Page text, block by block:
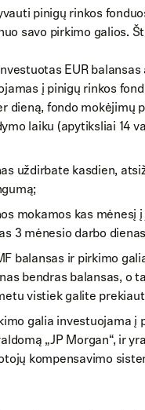
pinigų rinkos
savo pirkimo galios.
EUR
į pinigų rinkos
dieną, fondo mokėjimų
laiku (apytiksliai 14
uždirbate kasdien,
mokamos kas mėnesį
3 mėnesio darbo
balansas ir pirkimo
bendras balansas, o
vistiek galite
galia investuojama į
„JP Morgan“, ir
kompensavimo